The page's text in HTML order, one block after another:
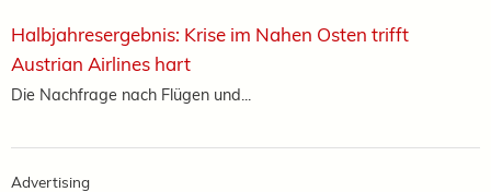
Halbjahresergebnis: Krise im Nahen Osten trifft
Austrian Airlines hart
Die Nachfrage nach Flügen und...
Advertising